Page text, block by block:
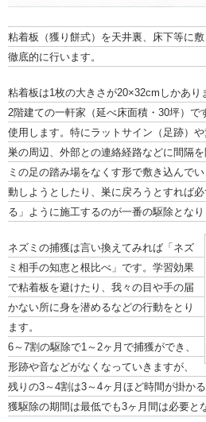
粘着板（獲り餅式）を天井裏、床下等に
徹底的に行います。
粘着板は1枚の大きさが20×32cmしかあり
2階建ての一軒家（延べ床面積・30坪）で
使用します。特にラットサイン（足跡）や
巣の周辺、外部との連絡経路などに間隔
ミの足の踏み場をなくす形で敷き込んで
動しようとしたり、巣に戻ろうとすれば
る」ように施工するのが一番の駆除となり
ネズミの捕獲は言い換えてみれば「ネズ
ミ相手の知恵と根比べ」です。学習効果
で粘着板を避けたり、我々の目や手の届
かない所に身を潜めるなどの行動をとり
ます。
6～7割の駆除で1～2ヶ月で捕獲ができ、
形跡や音などがなくなっていきますが、
残りの3～4割は3～4ヶ月ほど時間が掛か
獲駆除の期間は最低でも3ヶ月間は必要と